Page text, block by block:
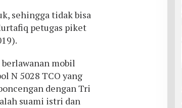
sehingga tidak bisa
petugas piket
mobil
N 5028 TCO yang
dengan Tri
suami istri dan